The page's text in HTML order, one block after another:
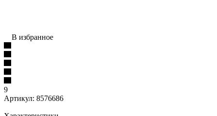
В избранное
9
Артикул: 8576686